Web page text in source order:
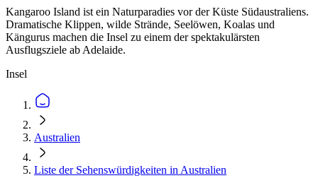
Kangaroo Island ist ein Naturparadies vor der Küste Südaustraliens.
Dramatische Klippen, wilde Strände, Seelöwen, Koalas und
Kängurus machen die Insel zu einem der spektakulärsten
Ausflugsziele ab Adelaide.
Insel
Australien
Liste der Sehenswürdigkeiten in Australien